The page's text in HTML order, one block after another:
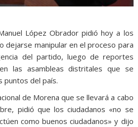
López Obrador pidió hoy a los
dejarse manipular en el proceso para
del partido, luego de reportes
las asambleas distritales que se
puntos del país.
de Morena que se llevará a cabo
pidió que los ciudadanos «no se
como buenos ciudadanos» y dijo